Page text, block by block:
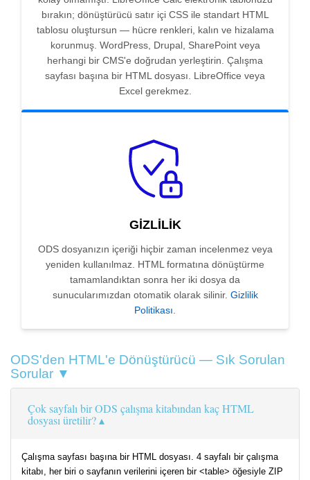
bırakın; dönüştürücü satır içi CSS ile standart HTML
tablosu oluştursun — hücre renkleri, kalın ve hizalama
korunmuş. WordPress, Drupal, SharePoint veya
herhangi bir CMS'e doğrudan yerleştirin. Çalışma
sayfası başına bir HTML dosyası. LibreOffice veya
Excel gerekmez.
GIZLILIK
ODS dosyanızın içeriği hiçbir zaman incelenmez veya
yeniden kullanılmaz. HTML formatına dönüştürme
tamamlandıktan sonra her iki dosya da
sunucularımızdan otomatik olarak silinir. Gizlilik
Politikası.
ODS'den HTML'e Dönüştürücü — Sık Sorulan
Sorular ▼
Çok sayfalı bir ODS çalışma kitabından kaç HTML
dosyası üretilir?
Çalışma sayfası başına bir HTML dosyası. 4 sayfalı bir çalışma
kitabı, her biri o sayfanın verilerini içeren bir <table> öğesiyle ZIP